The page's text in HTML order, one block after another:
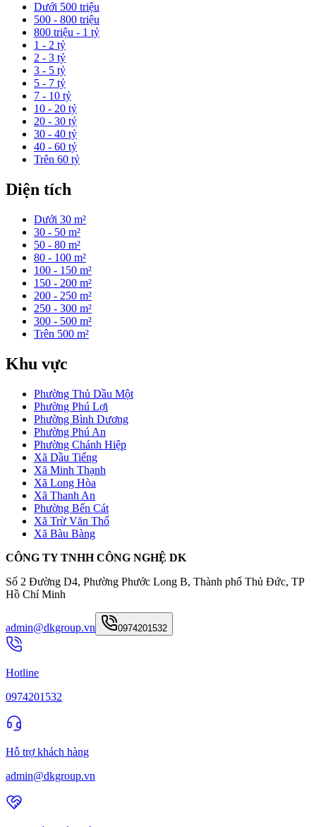
Dưới 500 triệu
500 - 800 triệu
800 triệu - 1 tỷ
1 - 2 tỷ
2 - 3 tỷ
3 - 5 tỷ
5 - 7 tỷ
7 - 10 tỷ
10 - 20 tỷ
20 - 30 tỷ
30 - 40 tỷ
40 - 60 tỷ
Trên 60 tỷ
Diện tích
Dưới 30 m²
30 - 50 m²
50 - 80 m²
80 - 100 m²
100 - 150 m²
150 - 200 m²
200 - 250 m²
250 - 300 m²
300 - 500 m²
Trên 500 m²
Khu vực
Phường Thủ Dầu Một
Phường Phú Lợi
Phường Bình Dương
Phường Phú An
Phường Chánh Hiệp
Xã Dầu Tiếng
Xã Minh Thạnh
Xã Long Hòa
Xã Thanh An
Phường Bến Cát
Xã Trừ Văn Thố
Xã Bàu Bàng
CÔNG TY TNHH CÔNG NGHỆ DK
Số 2 Đường D4, Phường Phước Long B, Thành phố Thủ Đức, TP
Hồ Chí Minh
admin@dkgroup.vn 0974201532
Hotline
0974201532
Hỗ trợ khách hàng
admin@dkgroup.vn